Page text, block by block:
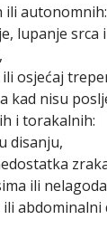
ili autonomnih:
lupanje srca
osjećaj
kad nisu
i torakalnih:
disanju,
ili
ili